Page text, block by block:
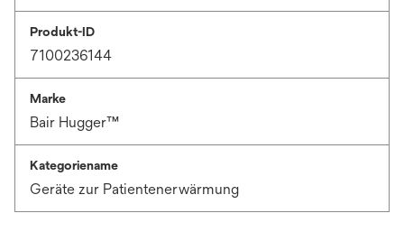
Produkt-ID
7100236144
Marke
Bair Hugger™
Kategoriename
Geräte zur Patientenerwärmung